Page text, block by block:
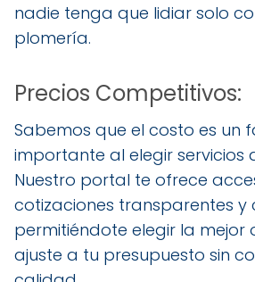
nadie tenga que lidiar solo
plomería.
Precios Competitivos:
Sabemos que el costo es un
importante al elegir servicios
Nuestro portal te ofrece
cotizaciones transparentes y
permitiéndote elegir la mejor
ajuste a tu presupuesto sin